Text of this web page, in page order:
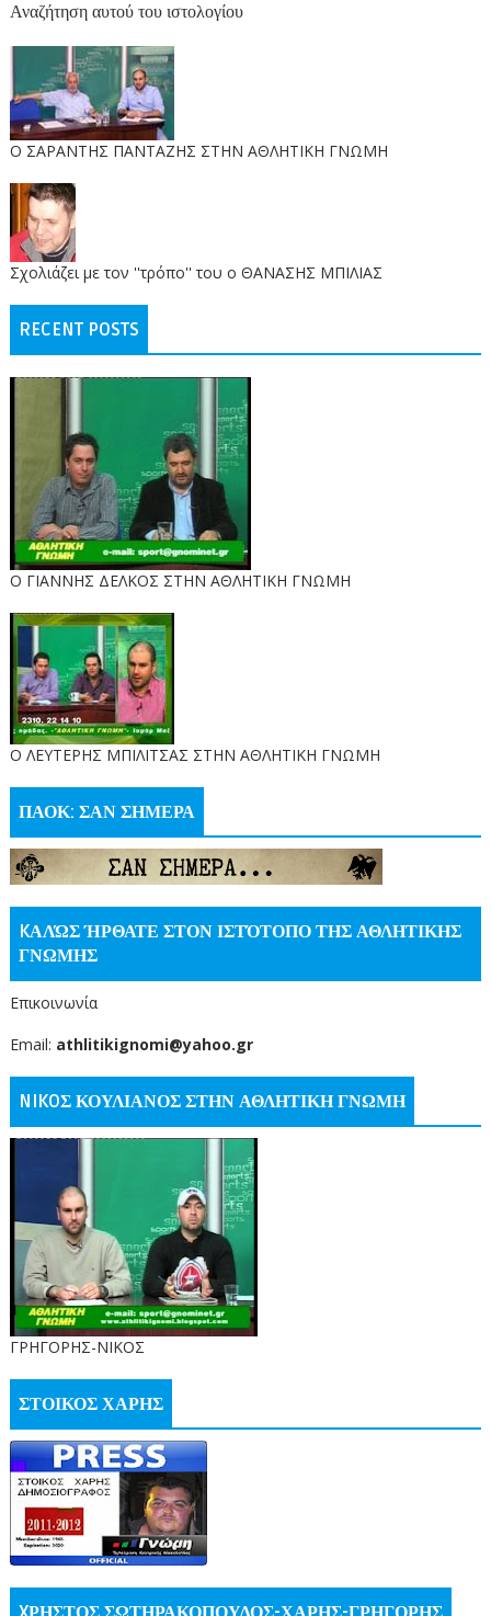
Αναζήτηση αυτού του ιστολογίου
O ΣΑΡΑΝΤΗΣ ΠΑΝΤΑΖΗΣ ΣΤΗΝ ΑΘΛΗΤΙΚΗ ΓΝΩΜΗ
Σχολιάζει με τον ''τρόπο'' του ο ΘΑΝΑΣΗΣ ΜΠΙΛΙΑΣ
RECENT POSTS
Ο ΓΙΑΝΝΗΣ ΔΕΛΚΟΣ ΣΤΗΝ ΑΘΛΗΤΙΚΗ ΓΝΩΜΗ
O ΛΕΥΤΕΡΗΣ ΜΠΙΛΙΤΣΑΣ ΣΤΗΝ ΑΘΛΗΤΙΚΗ ΓΝΩΜΗ
ΠΑΟΚ: ΣΑΝ ΣΗΜΕΡΑ
KΑΛΏΣ ΉΡΘΑΤΕ ΣΤΟΝ ΙΣΤΌΤΟΠΟ ΤΗΣ ΑΘΛΗΤΙΚΗΣ
ΓΝΩΜΗΣ
Επικοινωνία
Email: athlitikignomi@yahoo.gr
NIKOΣ ΚΟΥΛΙΑΝΟΣ ΣΤΗΝ ΑΘΛΗΤΙΚΗ ΓΝΩΜΗ
ΓΡΗΓΟΡΗΣ-ΝΙΚΟΣ
ΣΤΟΙΚΟΣ ΧΑΡΗΣ